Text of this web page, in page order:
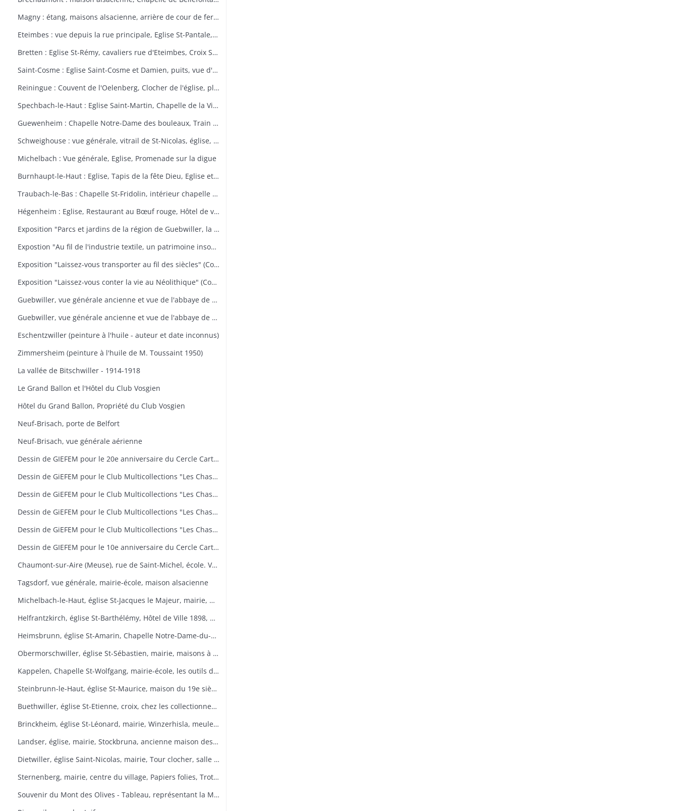
Magny : étang, maisons alsacienne, arrière de cour de ferme
Eteimbes : vue depuis la rue principale, Eglise St-Pantale, maison alsacienne
Bretten : Eglise St-Rémy, cavaliers rue d'Eteimbes, Croix St-Eloi
Saint-Cosme : Eglise Saint-Cosme et Damien, puits, vue d'ensemble, ancien presbytère, mairie
Reiningue : Couvent de l'Oelenberg, Clocher de l'église, plan d'eau, cour de ferme
Spechbach-le-Haut : Eglise Saint-Martin, Chapelle de la Vierge, Christ du dimanche des rameaux sur l'âne, Vierge de la Pitié
Guewenheim : Chapelle Notre-Dame des bouleaux, Train de la Doller, lavoir, pierre borne, mur cimetière, Calvaire 1857 avec décorations florales
Schweighouse : vue générale, vitrail de St-Nicolas, église, la Doller
Michelbach : Vue générale, Eglise, Promenade sur la digue
Burnhaupt-le-Haut : Eglise, Tapis de la fête Dieu, Eglise et école, Office de la fête Dieu
Traubach-le-Bas : Chapelle St-Fridolin, intérieur chapelle et tableau, Ecole, rue principale
Hégenheim : Eglise, Restaurant au Bœuf rouge, Hôtel de ville, décors floraux
Exposition "Parcs et jardins de la région de Guebwiller, la culture d'un patrimoine florissant" (Communauté de Communes de la Région de Guebwiller, du 15 octobre 2010 au 31 janvier 2011)
Expostion "Au fil de l'industrie textile, un patrimoine insoupçonné" (Communauté de Communes de la Région de Guebwiller, du 11 septembre au 30 octobre 2009)
Exposition "Laissez-vous transporter au fil des siècles" (Communauté de Communes de la Région de Guebwiller, du 26 octobre 2012 au 19 janvier 2013)
Exposition "Laissez-vous conter la vie au Néolithique" (Communauté de Communes de la Région de Guebwiller, du 14 octobre 2011 au 26 janvier 2012)
Guebwiller, vue générale ancienne et vue de l'abbaye de Murbach.
Guebwiller, vue générale ancienne et vue de l'abbaye de Murbach.
Eschentzwiller (peinture à l'huile - auteur et date inconnus)
Zimmersheim (peinture à l'huile de M. Toussaint 1950)
La vallée de Bitschwiller - 1914-1918
Le Grand Ballon et l'Hôtel du Club Vosgien
Hôtel du Grand Ballon, Propriété du Club Vosgien
Neuf-Brisach, porte de Belfort
Neuf-Brisach, vue générale aérienne
Dessin de GIEFEM pour le 20e anniversaire du Cercle Cartophile de Thann et de la Vallée de la Thur. 25-26 novembre 2006. carte n° 17
Dessin de GiEFEM pour le Club Multicollections "Les Chasseurs d'Images", Mulhouse. Carte n° 19 : "50 ans de carnaval à Mulhouse
Dessin de GiEFEM pour le Club Multicollections "Les Chasseurs d'Images", Mulhouse. Carte n° 20 : "L'univers de Tintin
Dessin de GiEFEM pour le Club Multicollections "Les Chasseurs d'Images", Mulhouse. Carte n° 17 : "Nounours a Cent ans
Dessin de GiEFEM pour le Club Multicollections "Les Chasseurs d'Images". Mulhouse. Carte n° 15
Dessin de GIEFEM pour le 10e anniversaire du Cercle Cartophile de Thann et de la Vallée de la Thur. Novembre 1997
Chaumont-sur-Aire (Meuse), rue de Saint-Michel, école. Vue d'une carte postale pour l'exposition de cartes postales anciennes (11 octobre 2009)
Tagsdorf, vue générale, mairie-école, maison alsacienne
Michelbach-le-Haut, église St-Jacques le Majeur, mairie, maison 1832, fontaine, fête du pain
Helfrantzkirch, église St-Barthélémy, Hôtel de Ville 1898, maison alsacienne
Heimsbrunn, église St-Amarin, Chapelle Notre-Dame-du-Chêne, Maison Ste-Anne, mairie
Obermorschwiller, église St-Sébastien, mairie, maisons à colombages
Kappelen, Chapelle St-Wolfgang, mairie-école, les outils d'antan, chez le collectionneur de tracteurs
Steinbrunn-le-Haut, église St-Maurice, maison du 19e siècle, vue générale
Buethwiller, église St-Etienne, croix, chez les collectionneurs
Brinckheim, église St-Léonard, mairie, Winzerhisla, meule 1597, moulin
Landser, église, mairie, Stockbruna, ancienne maison des sœurs, Monastère St-Alphonse
Dietwiller, église Saint-Nicolas, mairie, Tour clocher, salle des fêtes
Sternenberg, mairie, centre du village, Papiers folies, Trotta Hisla
Souvenir du Mont des Olives - Tableau, représentant la Mort, à l'entrée du dortoir peint par Père M. Joseph (Baron de Géramb, général autrichien, mort en 1848 comme procurateur des Trappistes).